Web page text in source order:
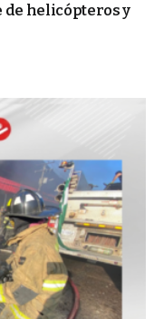
helicópteros y